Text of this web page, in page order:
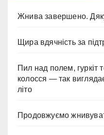
Жнива завершено.
Щира вдячність за
Пил над полем, гуркіт
колосся — так
літо
Продовжуємо